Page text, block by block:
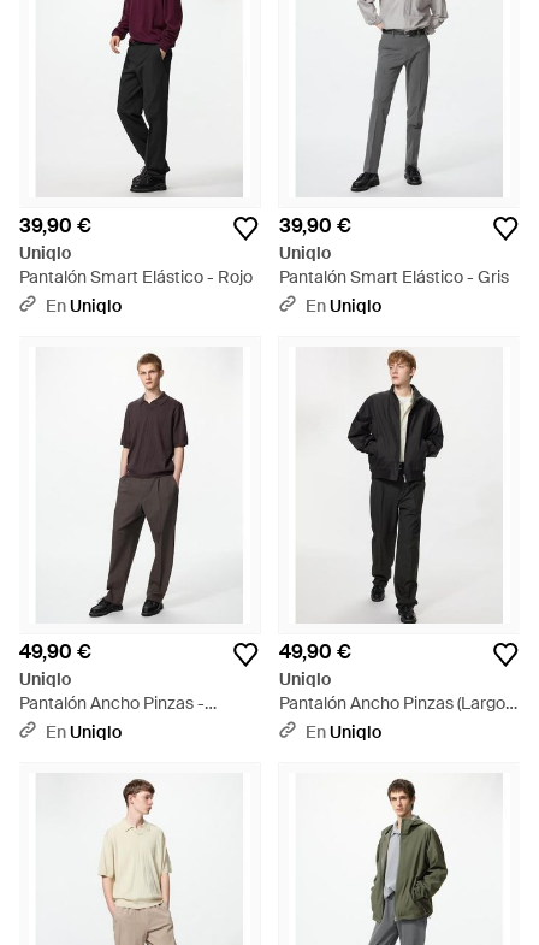
39,90 €
Uniqlo
Pantalón Smart Elástico - Rojo
EnUniqlo
39,90 €
Uniqlo
Pantalón Smart Elástico - Gris
EnUniqlo
49,90 €
Uniqlo
Pantalón Ancho Pinzas -
Multicolor
EnUniqlo
49,90 €
Uniqlo
Pantalón Ancho Pinzas (Largo) -
Blanco
EnUniqlo